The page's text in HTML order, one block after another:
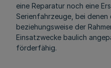
eine Reparatur noch eine
Serienfahrzeuge, bei denen
beziehungsweise der
Einsatzwecke baulich
förderfähig.